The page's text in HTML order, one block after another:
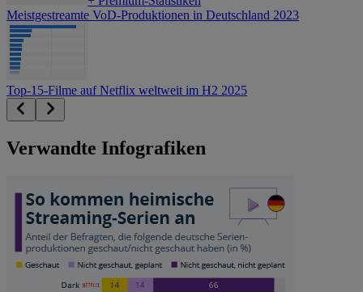
Meistgestreamte VoD-Produktionen in Deutschland 2023
Top-15-Filme auf Netflix weltweit im H2 2025
Verwandte Infografiken